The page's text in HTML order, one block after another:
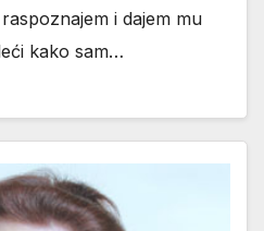
i dajem mu
kako sam…